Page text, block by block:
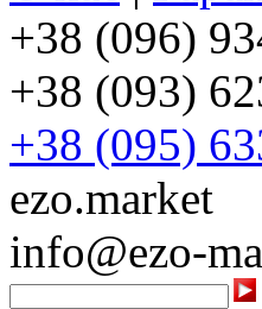
+38 (096)
+38 (093)
+38 (095)
ezo.market
info@ezo-